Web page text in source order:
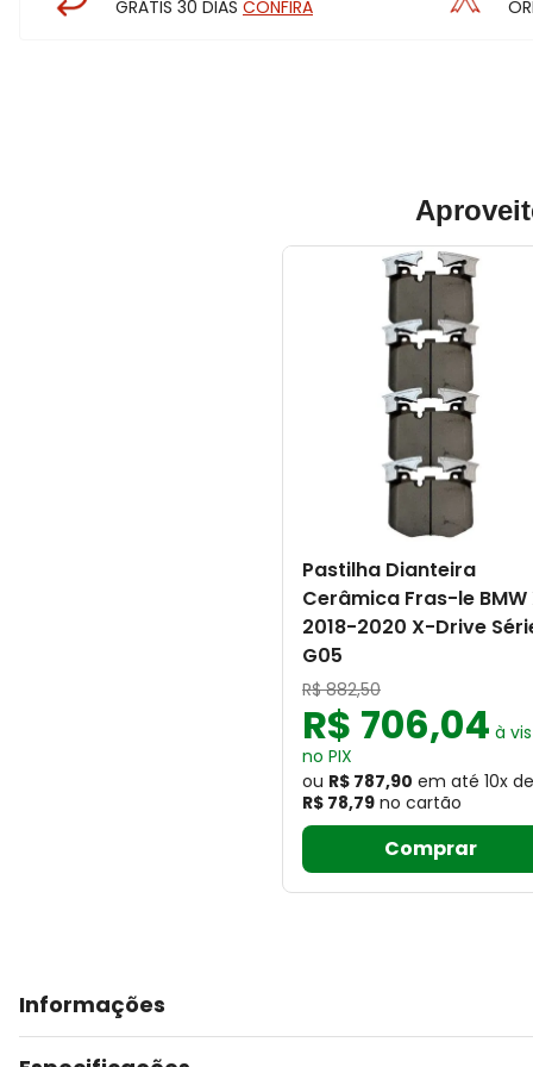
GRÁTIS 30 DIAS CONFIRA
Pastilha Dianteira
Cerâmica Fras-le BMW
2018-2020 X-Drive
G05
R$ 882,50
R$ 706,04 à
no PIX
ou R$ 787,90 em até 10x de
R$ 78,79 no cartão
Comprar
Informações